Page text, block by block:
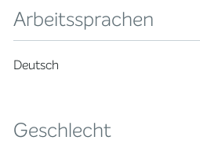
Arbeitssprachen
Deutsch
Geschlecht